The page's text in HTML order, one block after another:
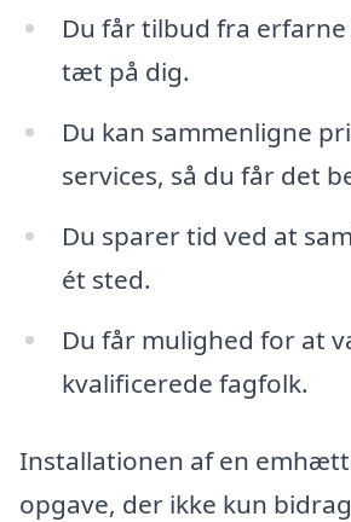
Du får tilbud fra
tæt på dig.
Du kan sammenligne
services, så du får det
Du sparer tid ved at
ét sted.
Du får mulighed for at
kvalificerede fagfolk.
Installationen af en
opgave, der ikke kun